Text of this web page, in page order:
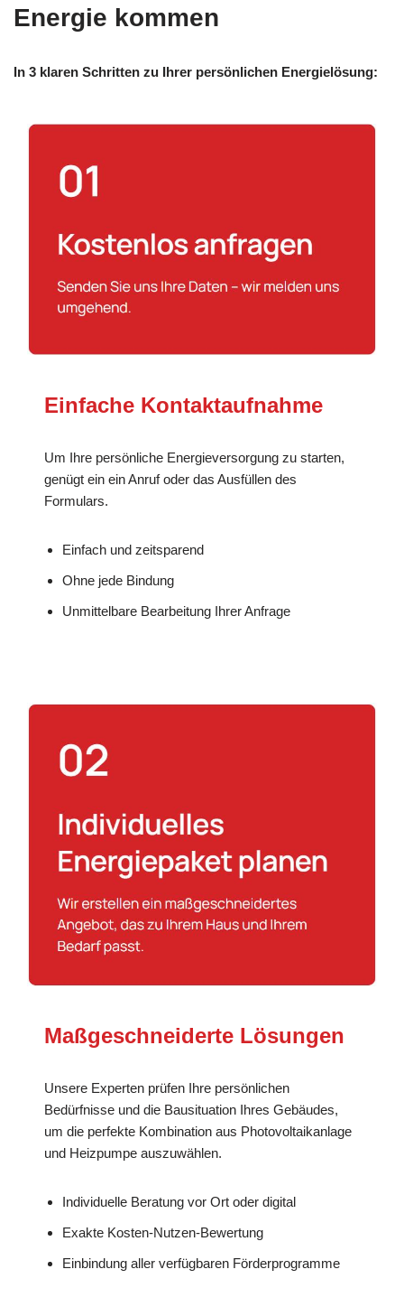
Energie kommen
In 3 klaren Schritten zu Ihrer persönlichen Energielösung:
Einfache Kontaktaufnahme
Um Ihre persönliche Energieversorgung zu starten,
genügt ein ein Anruf oder das Ausfüllen des
Formulars.
Einfach und zeitsparend
Ohne jede Bindung
Unmittelbare Bearbeitung Ihrer Anfrage
Maßgeschneiderte Lösungen
Unsere Experten prüfen Ihre persönlichen
Bedürfnisse und die Bausituation Ihres Gebäudes,
um die perfekte Kombination aus Photovoltaikanlage
und Heizpumpe auszuwählen.
Individuelle Beratung vor Ort oder digital
Exakte Kosten-Nutzen-Bewertung
Einbindung aller verfügbaren Förderprogramme